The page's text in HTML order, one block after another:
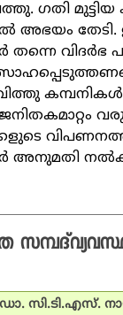
ഗതി
തേടി.
തന്നെ വിദര്‍ഭ
അനുമതി
സി.ടി.എസ്.